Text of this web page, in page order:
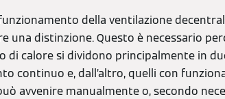
della ventilazione
distinzione. Questo è necessario
di calore si dividono principalmente in
continuo e, dall’altro, quelli con
avvenire manualmente o, secondo